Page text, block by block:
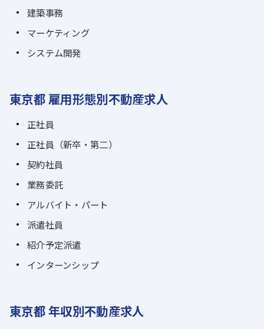
建築事務
マーケティング
システム開発
東京都 雇用形態別不動産求人
正社員
正社員（新卒・第二）
契約社員
業務委託
アルバイト・パート
派遣社員
紹介予定派遣
インターンシップ
東京都 年収別不動産求人